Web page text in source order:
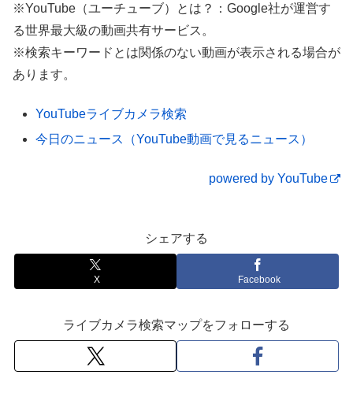
※YouTube（ユーチューブ）とは？：Google社が運営す
る世界最大級の動画共有サービス。
※検索キーワードとは関係のない動画が表示される場合が
あります。
YouTubeライブカメラ検索
今日のニュース（YouTube動画で見るニュース）
powered by YouTube
シェアする
X Facebook
ライブカメラ検索マップをフォローする